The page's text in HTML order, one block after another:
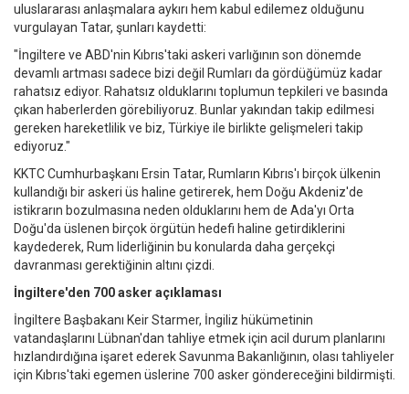
uluslararası anlaşmalara aykırı hem kabul edilemez olduğunu
vurgulayan Tatar, şunları kaydetti:
"İngiltere ve ABD'nin Kıbrıs'taki askeri varlığının son dönemde
devamlı artması sadece bizi değil Rumları da gördüğümüz kadar
rahatsız ediyor. Rahatsız olduklarını toplumun tepkileri ve basında
çıkan haberlerden görebiliyoruz. Bunlar yakından takip edilmesi
gereken hareketlilik ve biz, Türkiye ile birlikte gelişmeleri takip
ediyoruz."
KKTC Cumhurbaşkanı Ersin Tatar, Rumların Kıbrıs'ı birçok ülkenin
kullandığı bir askeri üs haline getirerek, hem Doğu Akdeniz'de
istikrarın bozulmasına neden olduklarını hem de Ada'yı Orta
Doğu'da üslenen birçok örgütün hedefi haline getirdiklerini
kaydederek, Rum liderliğinin bu konularda daha gerçekçi
davranması gerektiğinin altını çizdi.
İngiltere'den 700 asker açıklaması
İngiltere Başbakanı Keir Starmer, İngiliz hükümetinin
vatandaşlarını Lübnan'dan tahliye etmek için acil durum planlarını
hızlandırdığına işaret ederek Savunma Bakanlığının, olası tahliyeler
için Kıbrıs'taki egemen üslerine 700 asker göndereceğini bildirmişti.